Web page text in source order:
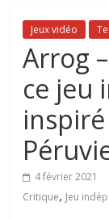
vidéo
Jeux vidéo
Arrog
ce jeu
4 février 2021
Critique, Jeu